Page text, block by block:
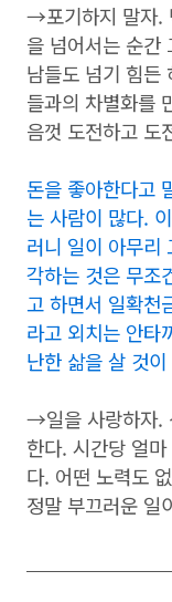
→포기하지 말자.
을 넘어서는 순간
남들도 넘기 힘든
들과의 차별화를
음껏 도전하고 도
돈을 좋아한다고
는 사람이 많다.
러니 일이 아무리
각하는 것은 무조
고 하면서 일확천
라고 외치는 안타
난한 삶을 살 것
→일을 사랑하자.
한다. 시간당 얼
다. 어떤 노력도
정말 부끄러운 일